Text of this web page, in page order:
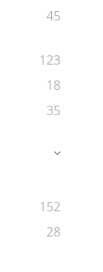
45
123
18
35
152
28